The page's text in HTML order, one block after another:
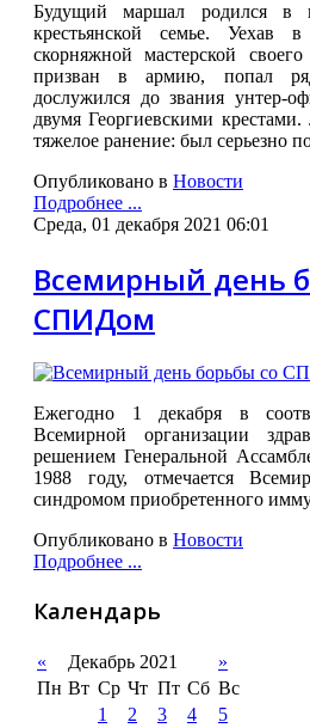
Будущий маршал родился в
крестьянской семье. Уехав
скорняжной мастерской
призван в армию, попал
дослужился до звания унтер-
двумя Георгиевскими
тяжелое ранение: был серьезно
Опубликовано в Новости
Подробнее ...
Среда, 01 декабря 2021 06:01
Всемирный день
СПИДом
Ежегодно 1 декабря в
Всемирной организации
решением Генеральной
1988 году, отмечается
синдромом приобретенного
Опубликовано в Новости
Подробнее ...
Календарь
« Декабрь 2021
»
Пн Вт Ср Чт Пт Сб Вс
1
2 3 4
5